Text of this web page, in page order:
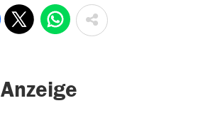
Anzeige